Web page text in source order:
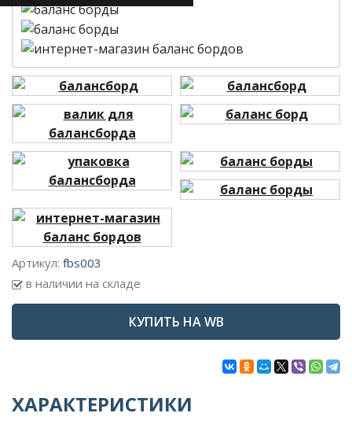
Артикул: fbs003
в наличии на складе
КУПИТЬ НА WB
ХАРАКТЕРИСТИКИ